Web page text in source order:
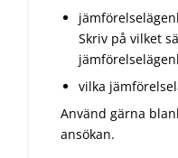
Skriv på vilket
vilka
Använd gärna
ansökan.